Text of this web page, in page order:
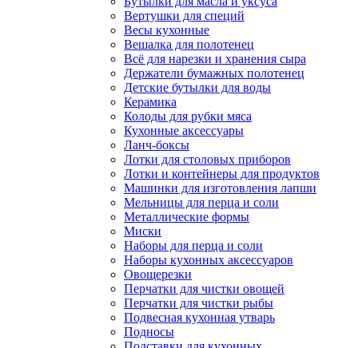
Вертушки для специй
Весы кухонные
Вешалка для полотенец
Всё для нарезки и хранения сыра
Держатели бумажных полотенец
Детские бутылки для воды
Керамика
Колоды для рубки мяса
Кухонные аксессуары
Ланч-боксы
Лотки для столовых приборов
Лотки и контейнеры для продуктов
Машинки для изготовления лапши
Мельницы для перца и соли
Металлические формы
Миски
Наборы для перца и соли
Наборы кухонных аксессуаров
Овощерезки
Перчатки для чистки овощей
Перчатки для чистки рыбы
Подвесная кухонная утварь
Подносы